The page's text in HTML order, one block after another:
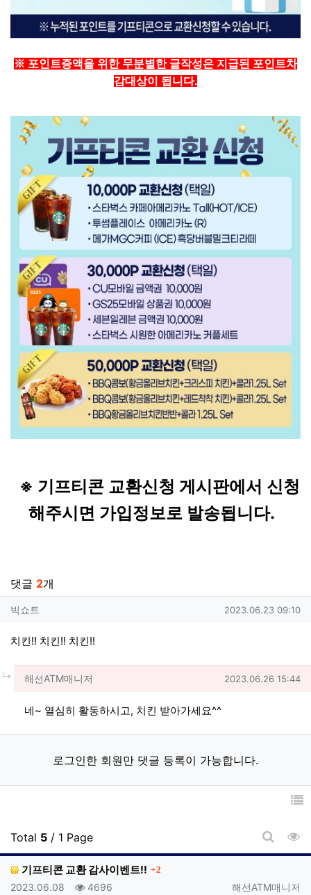
※ 포인트증액을 위한 무분별한 글작성은 지급된 포인트차
감대상이 됩니다.
※ 기프티콘 교환신청 게시판에서 신청
해주시면 가입정보로 발송됩니다.
댓글 2개
빅쇼트님의 댓글
빅쇼트 작성일
2023.06.23 09:10
치킨!! 치킨!! 치킨!!
해선ATM매니저님의 댓글의
댓글
해선ATM매니저 작성일
2023.06.26 15:44
네~ 열심히 활동하시고, 치킨 받아가세요^^
로그인한 회원만 댓글 등록이 가능합니다.
Total 5 / 1 Page
게시판
기프티콘 교환 감사이벤트!! 댓글
2
등록자
해선ATM매니저
등록일
2023.06.08 조회
4696